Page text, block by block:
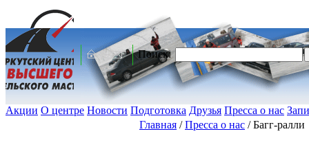
Поиск:
Акции О центре Новости Подготовка Друзья Пресса о нас
Главная /Пресса о нас /Багг-ралли